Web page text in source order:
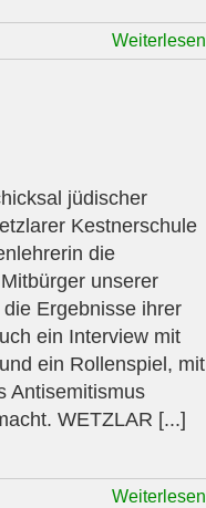
Weiterlesen
jüdischer
Kestnerschule
die
unserer
Ergebnisse ihrer
ein Interview mit
ein Rollenspiel, mit
Antisemitismus
WETZLAR [...]
Weiterlesen